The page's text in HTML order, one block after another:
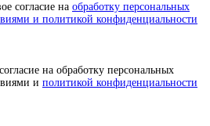
согласие на обработку персональных
и политикой конфиденциальности
на обработку персональных
и политикой конфиденциальности